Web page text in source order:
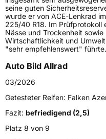
Höchstlast875 kg
Gewicht (in kg)12,8 kg
Fahrzeugtyp
VerwendungSommerreifen
ModellnameAzenis FK 520
Fahrzeugart
seine guten
wurde er von ACE-Lenkrad
225/40 R18. Im Prüfprotokoll
Nässe und Trockenheit
Wirtschaftlichkeit und
"sehr empfehlenswert" führte.
Auto Bild Allrad
03/2026
Getesteter Reifen: Falken
Fazit: befriedigend (2,5)
Platz 8 von 9